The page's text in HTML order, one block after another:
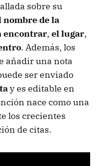
sobre su
de la
encontrar, el lugar,
. Además, los
añadir una nota
ser enviado
y es editable en
nace como una
los crecientes
de citas.